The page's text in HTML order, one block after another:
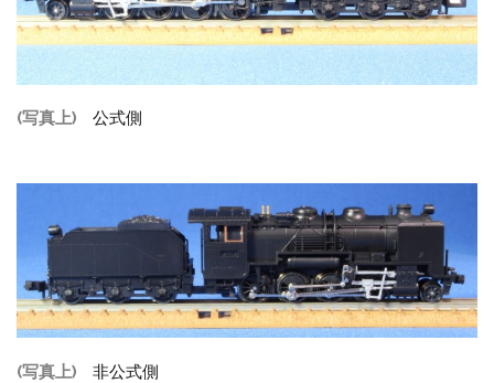
(写真上) 公式側
(写真上) 非公式側